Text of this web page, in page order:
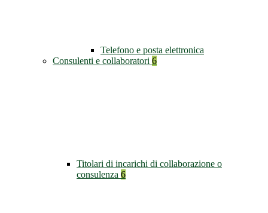
Telefono e posta elettronica
Consulenti e collaboratori 6
Titolari di incarichi di collaborazione o
consulenza 6